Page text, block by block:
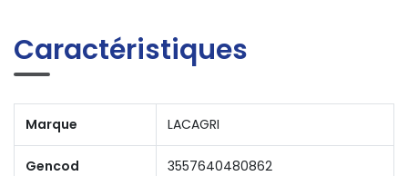
Caractéristiques
Marque LACAGRI
Gencod 3557640480862